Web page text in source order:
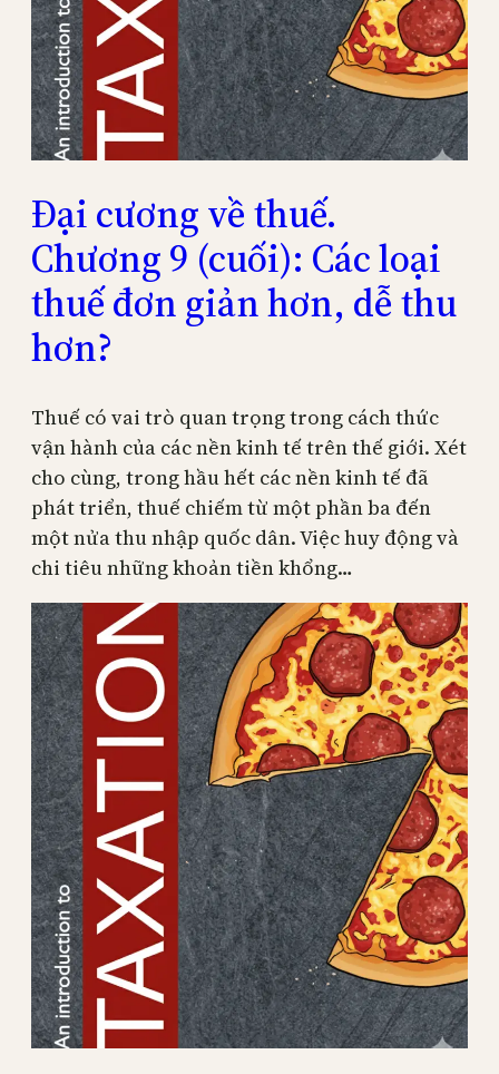
Đại cương về thuế.
Chương 9 (cuối): Các loại
thuế đơn giản hơn, dễ thu
hơn?
Thuế có vai trò quan trọng trong cách thức
vận hành của các nền kinh tế trên thế giới. Xét
cho cùng, trong hầu hết các nền kinh tế đã
phát triển, thuế chiếm từ một phần ba đến
một nửa thu nhập quốc dân. Việc huy động và
chi tiêu những khoản tiền khổng…